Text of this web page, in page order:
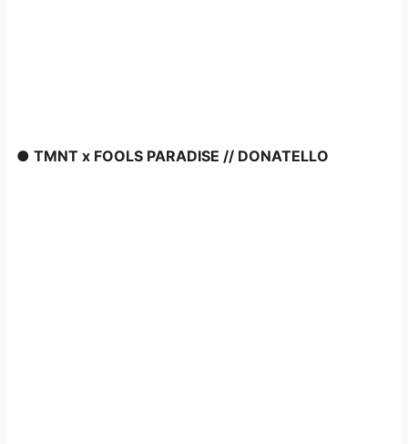
● TMNT x FOOLS PARADISE // DONATELLO